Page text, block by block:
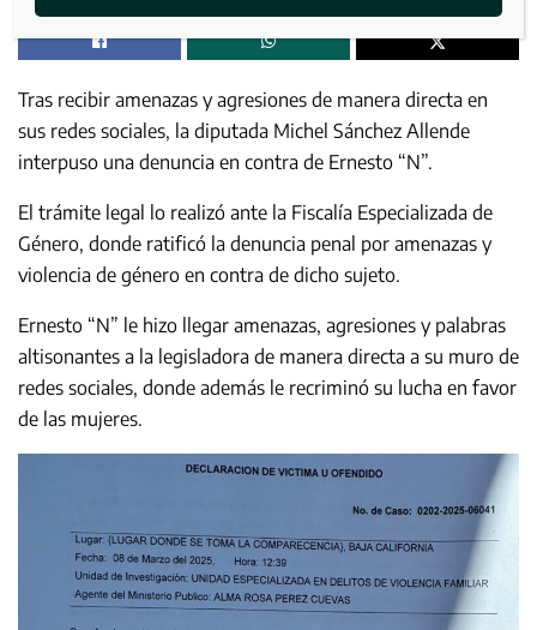
Tras recibir amenazas y agresiones de manera directa en
sus redes sociales, la diputada Michel Sánchez Allende
interpuso una denuncia en contra de Ernesto “N”.
El trámite legal lo realizó ante la Fiscalía Especializada de
Género, donde ratificó la denuncia penal por amenazas y
violencia de género en contra de dicho sujeto.
Ernesto “N” le hizo llegar amenazas, agresiones y palabras
altisonantes a la legisladora de manera directa a su muro de
redes sociales, donde además le recriminó su lucha en favor
de las mujeres.